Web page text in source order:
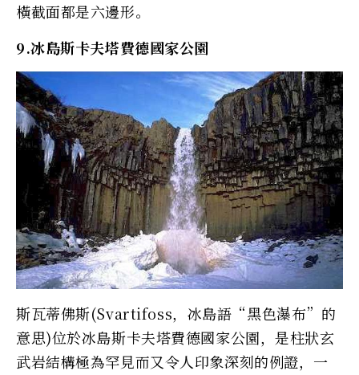
橫截面都是六邊形。
9.冰島斯卡夫塔費德國家公園
斯瓦蒂佛斯(Svartifoss，冰島語“黑色瀑布”的
意思)位於冰島斯卡夫塔費德國家公園，是柱狀玄
武岩結構極為罕見而又令人印象深刻的例證，一